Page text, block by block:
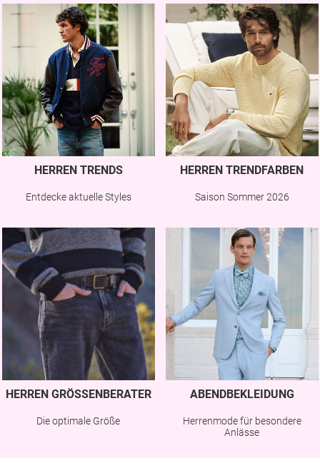
HERREN TRENDS
Entdecke aktuelle Styles
HERREN TRENDFARBEN
Saison Sommer 2026
HERREN GRÖSSENBERATER
Die optimale Größe
ABENDBEKLEIDUNG
Herrenmode für besondere
Anlässe